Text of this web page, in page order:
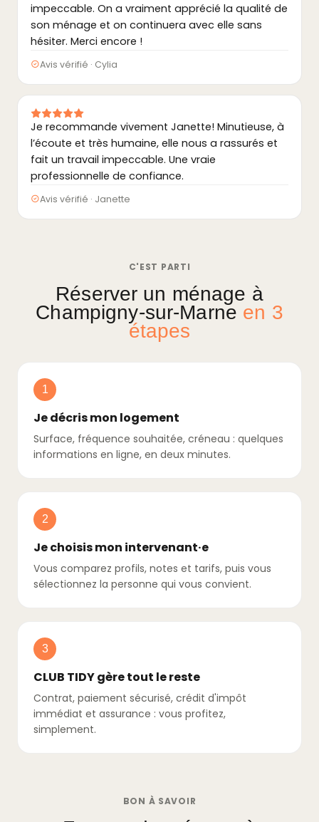
impeccable. On a vraiment apprécié la qualité de
son ménage et on continuera avec elle sans
hésiter. Merci encore !
Avis vérifié · Cylia
Je recommande vivement Janette! Minutieuse, à
l’écoute et très humaine, elle nous a rassurés et
fait un travail impeccable. Une vraie
professionnelle de confiance.
Avis vérifié · Janette
C'EST PARTI
Réserver un ménage à
Champigny-sur-Marne en 3
étapes
1
Je décris mon logement
Surface, fréquence souhaitée, créneau : quelques
informations en ligne, en deux minutes.
2
Je choisis mon intervenant·e
Vous comparez profils, notes et tarifs, puis vous
sélectionnez la personne qui vous convient.
3
CLUB TIDY gère tout le reste
Contrat, paiement sécurisé, crédit d'impôt
immédiat et assurance : vous profitez,
simplement.
BON À SAVOIR